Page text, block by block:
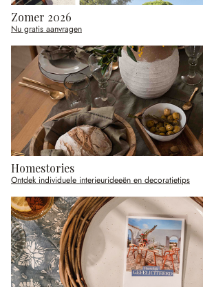
Zomer 2026
Nu gratis aanvragen
Homestories
Ontdek individuele interieurideeën en decoratietips